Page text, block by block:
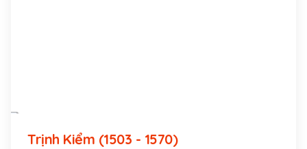
Trịnh Kiểm (1503 - 1570)